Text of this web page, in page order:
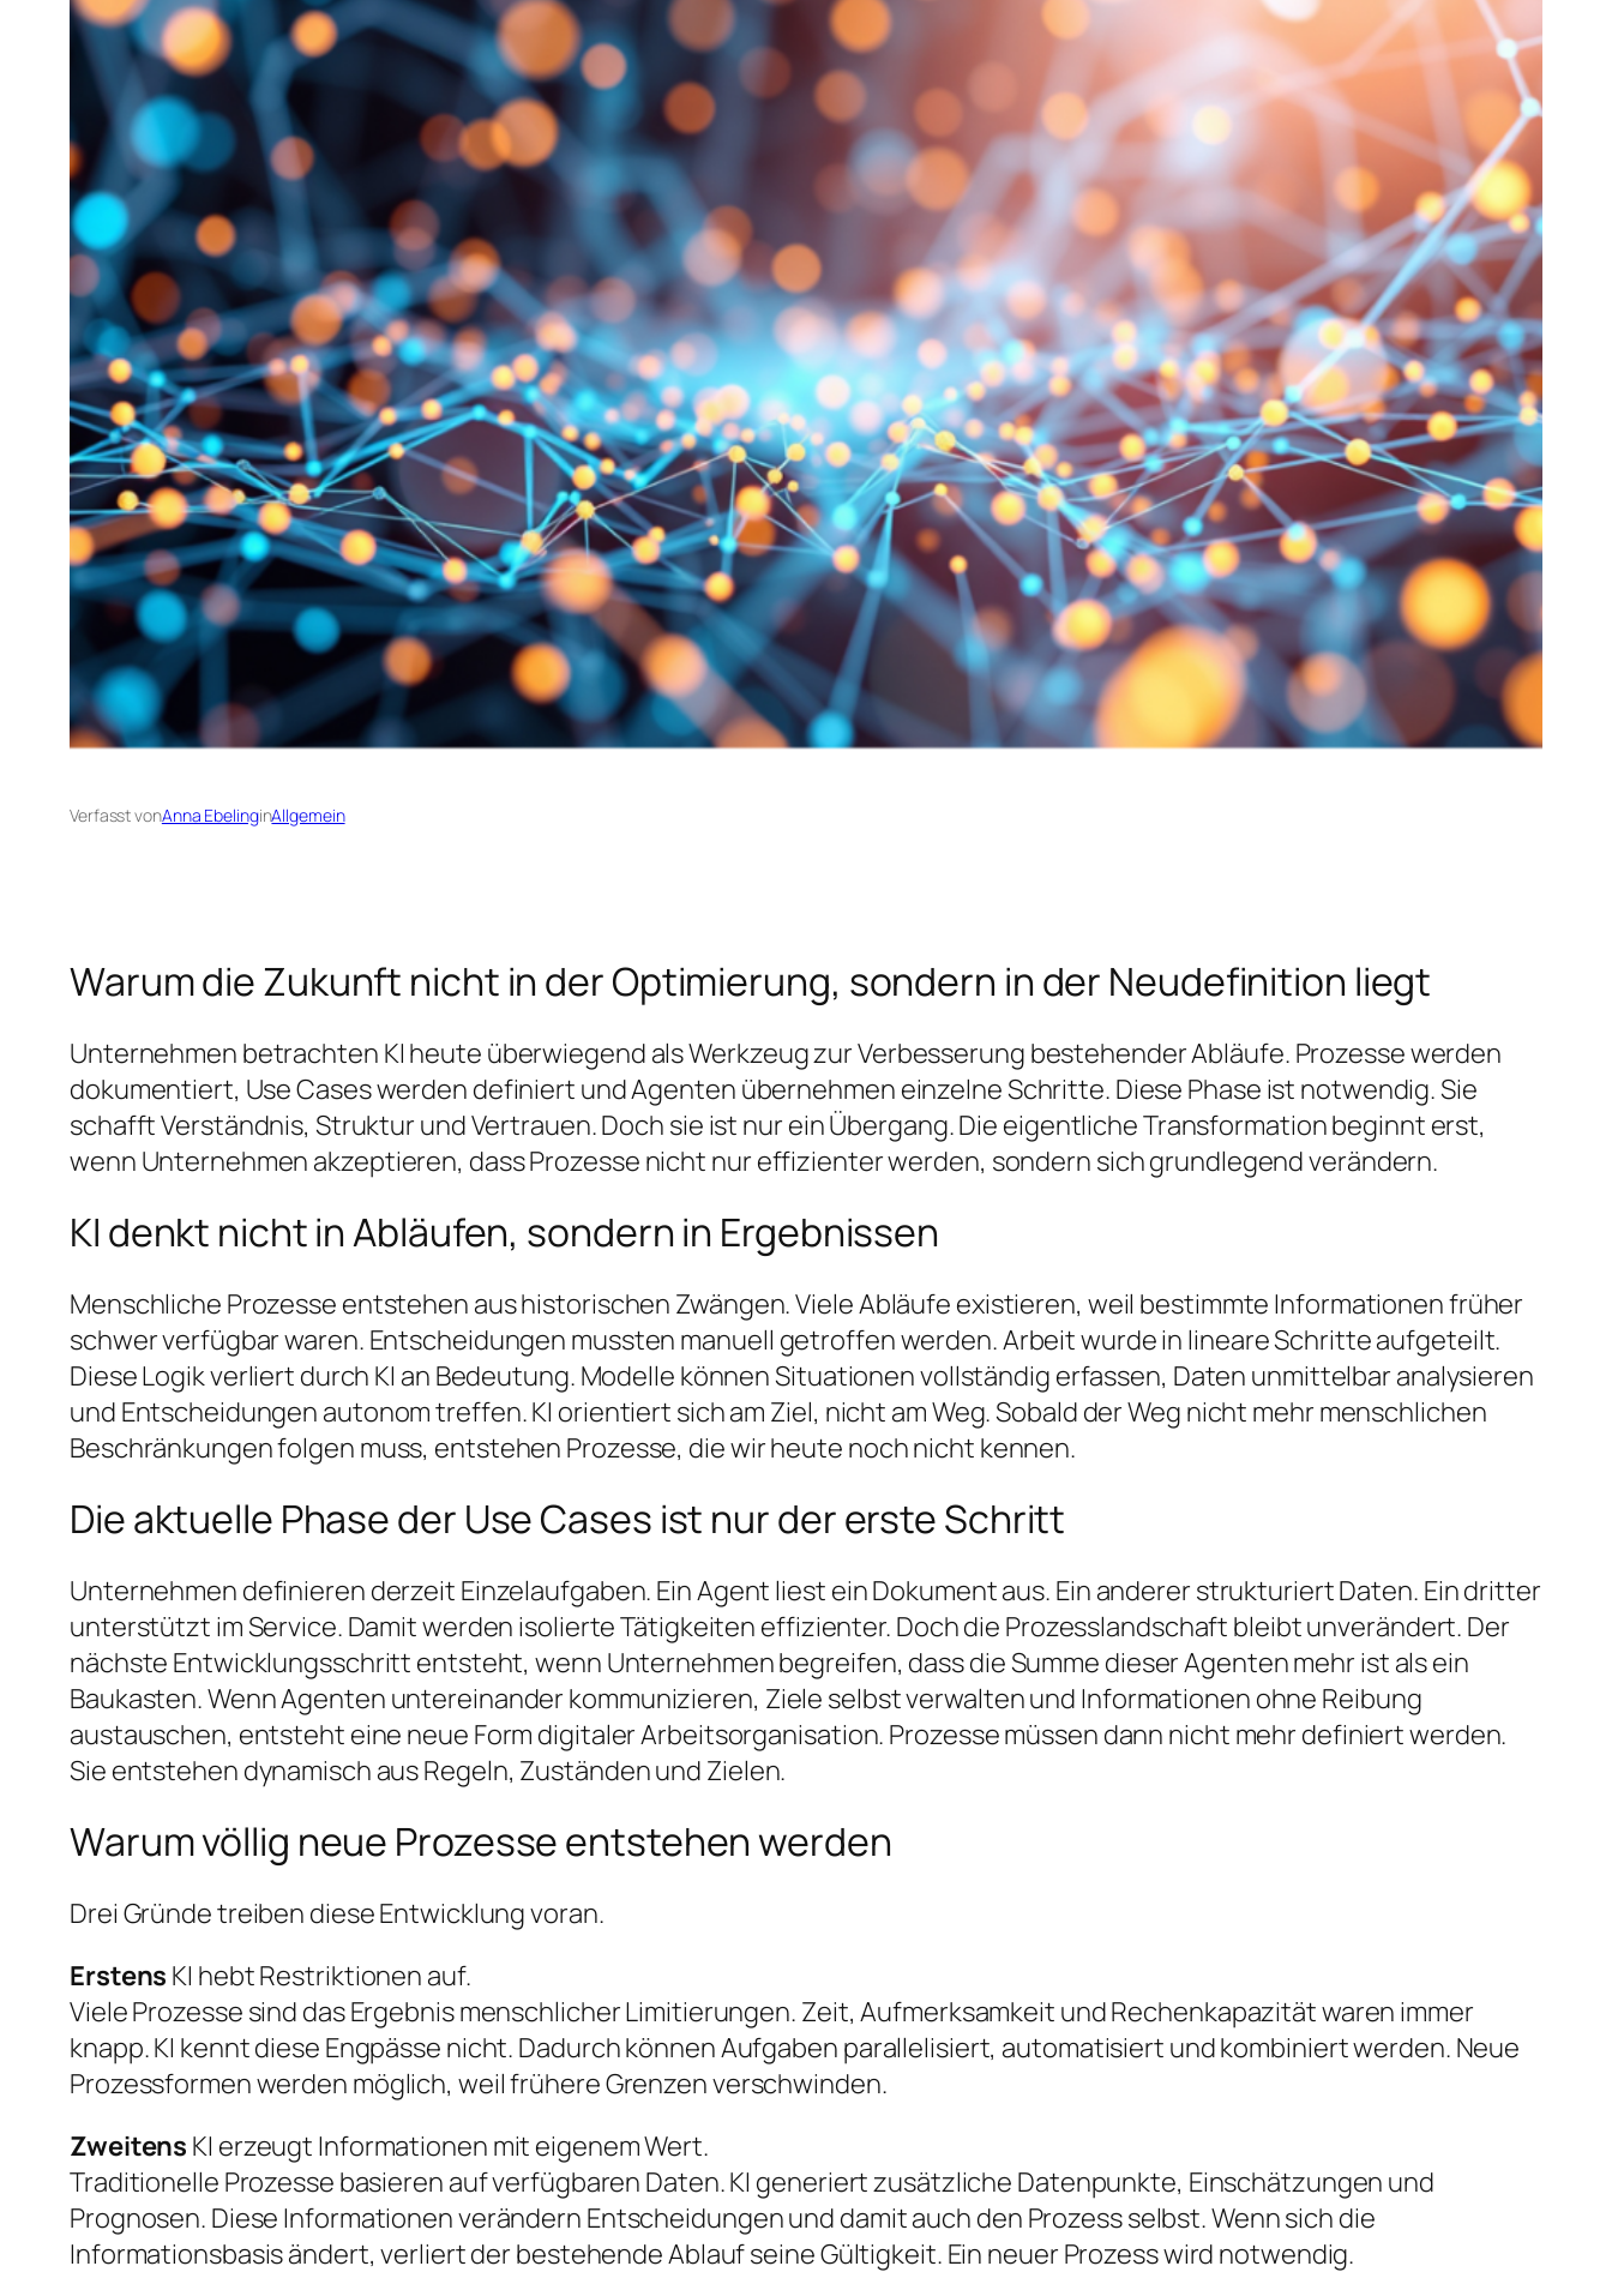
Verfasst vonAnna EbelinginAllgemein
Warum die Zukunft nicht in der Optimierung, sondern in der Neudefinition liegt
Unternehmen betrachten KI heute überwiegend als Werkzeug zur Verbesserung bestehender Abläufe. Prozesse werden
dokumentiert, Use Cases werden definiert und Agenten übernehmen einzelne Schritte. Diese Phase ist notwendig. Sie
schafft Verständnis, Struktur und Vertrauen. Doch sie ist nur ein Übergang. Die eigentliche Transformation beginnt erst,
wenn Unternehmen akzeptieren, dass Prozesse nicht nur effizienter werden, sondern sich grundlegend verändern.
KI denkt nicht in Abläufen, sondern in Ergebnissen
Menschliche Prozesse entstehen aus historischen Zwängen. Viele Abläufe existieren, weil bestimmte Informationen früher
schwer verfügbar waren. Entscheidungen mussten manuell getroffen werden. Arbeit wurde in lineare Schritte aufgeteilt.
Diese Logik verliert durch KI an Bedeutung. Modelle können Situationen vollständig erfassen, Daten unmittelbar analysieren
und Entscheidungen autonom treffen. KI orientiert sich am Ziel, nicht am Weg. Sobald der Weg nicht mehr menschlichen
Beschränkungen folgen muss, entstehen Prozesse, die wir heute noch nicht kennen.
Die aktuelle Phase der Use Cases ist nur der erste Schritt
Unternehmen definieren derzeit Einzelaufgaben. Ein Agent liest ein Dokument aus. Ein anderer strukturiert Daten. Ein dritter
unterstützt im Service. Damit werden isolierte Tätigkeiten effizienter. Doch die Prozesslandschaft bleibt unverändert. Der
nächste Entwicklungsschritt entsteht, wenn Unternehmen begreifen, dass die Summe dieser Agenten mehr ist als ein
Baukasten. Wenn Agenten untereinander kommunizieren, Ziele selbst verwalten und Informationen ohne Reibung
austauschen, entsteht eine neue Form digitaler Arbeitsorganisation. Prozesse müssen dann nicht mehr definiert werden.
Sie entstehen dynamisch aus Regeln, Zuständen und Zielen.
Warum völlig neue Prozesse entstehen werden
Drei Gründe treiben diese Entwicklung voran.
Erstens KI hebt Restriktionen auf.
Viele Prozesse sind das Ergebnis menschlicher Limitierungen. Zeit, Aufmerksamkeit und Rechenkapazität waren immer
knapp. KI kennt diese Engpässe nicht. Dadurch können Aufgaben parallelisiert, automatisiert und kombiniert werden. Neue
Prozessformen werden möglich, weil frühere Grenzen verschwinden.
Zweitens KI erzeugt Informationen mit eigenem Wert.
Traditionelle Prozesse basieren auf verfügbaren Daten. KI generiert zusätzliche Datenpunkte, Einschätzungen und
Prognosen. Diese Informationen verändern Entscheidungen und damit auch den Prozess selbst. Wenn sich die
Informationsbasis ändert, verliert der bestehende Ablauf seine Gültigkeit. Ein neuer Prozess wird notwendig.